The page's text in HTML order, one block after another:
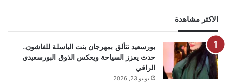
الاكثر مشاهدة
بورسعيد تتألق بمهرجان بنت الباسلة للفاشون..
حدث يعزز السياحة ويعكس الذوق البورسعيدي
الراقي
يونيو 23, 2026